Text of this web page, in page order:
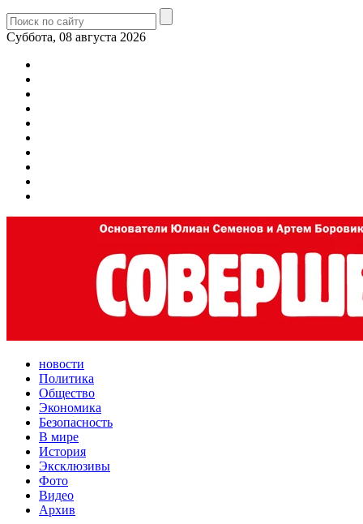
Суббота, 08 августа 2026
новости
Политика
Общество
Экономика
Безопасность
В мире
История
Эксклюзивы
Фото
Видео
Архив